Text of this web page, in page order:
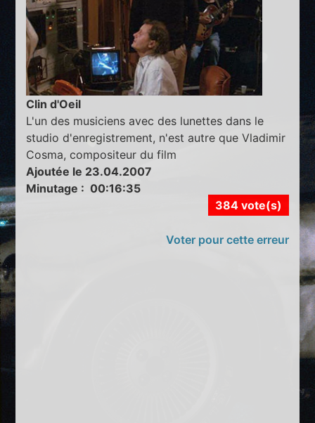
Clin d'Oeil
L'un des musiciens avec des lunettes dans le
studio d'enregistrement, n'est autre que Vladimir
Cosma, compositeur du film
Ajoutée le 23.04.2007
Minutage : 00:16:35
384 vote(s)
Voter pour cette erreur